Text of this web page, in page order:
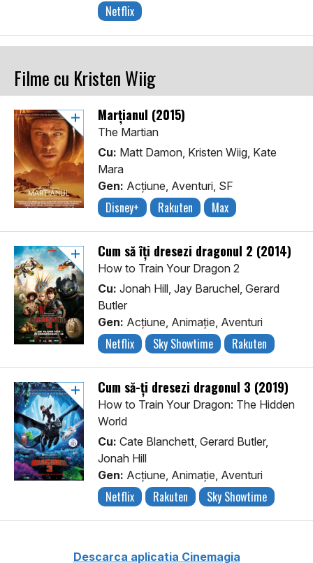
Netflix
Filme cu Kristen Wiig
Marțianul (2015)
The Martian
Cu: Matt Damon, Kristen Wiig, Kate
Mara
Gen: Acţiune, Aventuri, SF
Disney+ Rakuten Max
Cum să îți dresezi dragonul 2 (2014)
How to Train Your Dragon 2
Cu: Jonah Hill, Jay Baruchel, Gerard
Butler
Gen: Acţiune, Animaţie, Aventuri
Netflix Sky Showtime Rakuten
Cum să-ți dresezi dragonul 3 (2019)
How to Train Your Dragon: The Hidden
World
Cu: Cate Blanchett, Gerard Butler,
Jonah Hill
Gen: Acţiune, Animaţie, Aventuri
Netflix Rakuten Sky Showtime
Descarca aplicatia Cinemagia